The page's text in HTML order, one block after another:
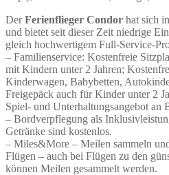
DerFerienflieger Condor hat sich
und bietet seit dieser Zeit niedrige
gleich hochwertigem Full-Service-
– Familienservice: Kostenfreie
mit Kindern unter 2 Jahren;
Kinderwagen, Babybetten,
Freigepäck auch für Kinder unter 2
Spiel- und Unterhaltungsangebot an
– Bordverpflegung als
Getränke sind kostenlos.
– Miles&More – Meilen sammeln
Flügen – auch bei Flügen zu den
können Meilen gesammelt werden.